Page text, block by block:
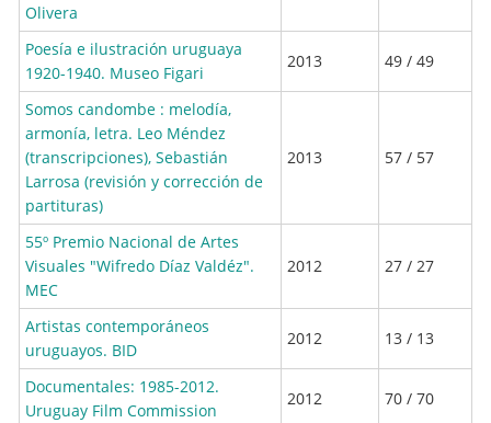
Olivera
Poesía e ilustración uruguaya
1920-1940. Museo Figari
2013 49 / 49
Somos candombe : melodía,
armonía, letra. Leo Méndez
(transcripciones), Sebastián
Larrosa (revisión y corrección de
partituras)
2013 57 / 57
55º Premio Nacional de Artes
Visuales "Wifredo Díaz Valdéz".
MEC
2012 27 / 27
Artistas contemporáneos
uruguayos. BID
2012 13 / 13
Documentales: 1985-2012.
Uruguay Film Commission
2012 70 / 70